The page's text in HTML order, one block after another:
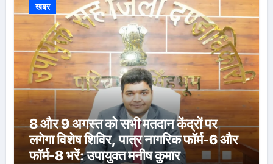
खबर
8 और 9 अगस्त को सभी मतदान केंद्रों पर
लगेगा विशेष शिविर, पात्र नागरिक फॉर्म-6 और
फॉर्म-8 भरें: उपायुक्त मनीष कुमार